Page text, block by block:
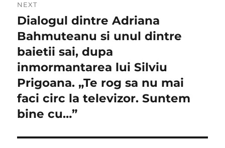
NEXT
Next
post:
Dialogul dintre Adriana
Bahmuteanu si unul dintre
baietii sai, dupa
inmormantarea lui Silviu
Prigoana. „Te rog sa nu mai
faci circ la televizor. Suntem
bine cu…”